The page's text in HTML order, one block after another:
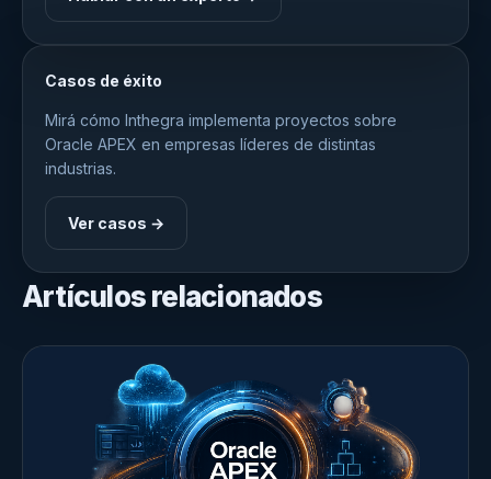
Casos de éxito
Mirá cómo Inthegra implementa proyectos sobre
Oracle APEX en empresas líderes de distintas
industrias.
Ver casos →
Artículos relacionados